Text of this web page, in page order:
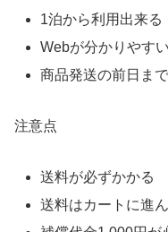
1泊から利用出来る
Webが分かりやすい
商品発送の前日ま
注意点
送料が必ずかかる
送料はカートに進